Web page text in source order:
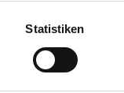
Statistiken
Schloßweiher Siggen